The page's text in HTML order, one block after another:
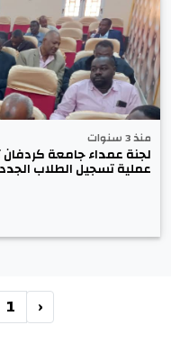
منذ 3 سنوات
لجنة عمداء جامعة
عملية تسجيل الطلاب الجدد
‹
1